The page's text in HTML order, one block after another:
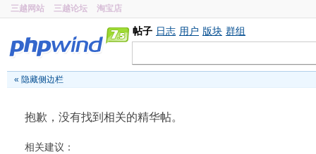
三越网站 三越论坛 淘宝店
帖子 日志 用户 版块 群组
« 隐藏侧边栏
抱歉，没有找到相关的精华帖。
相关建议：